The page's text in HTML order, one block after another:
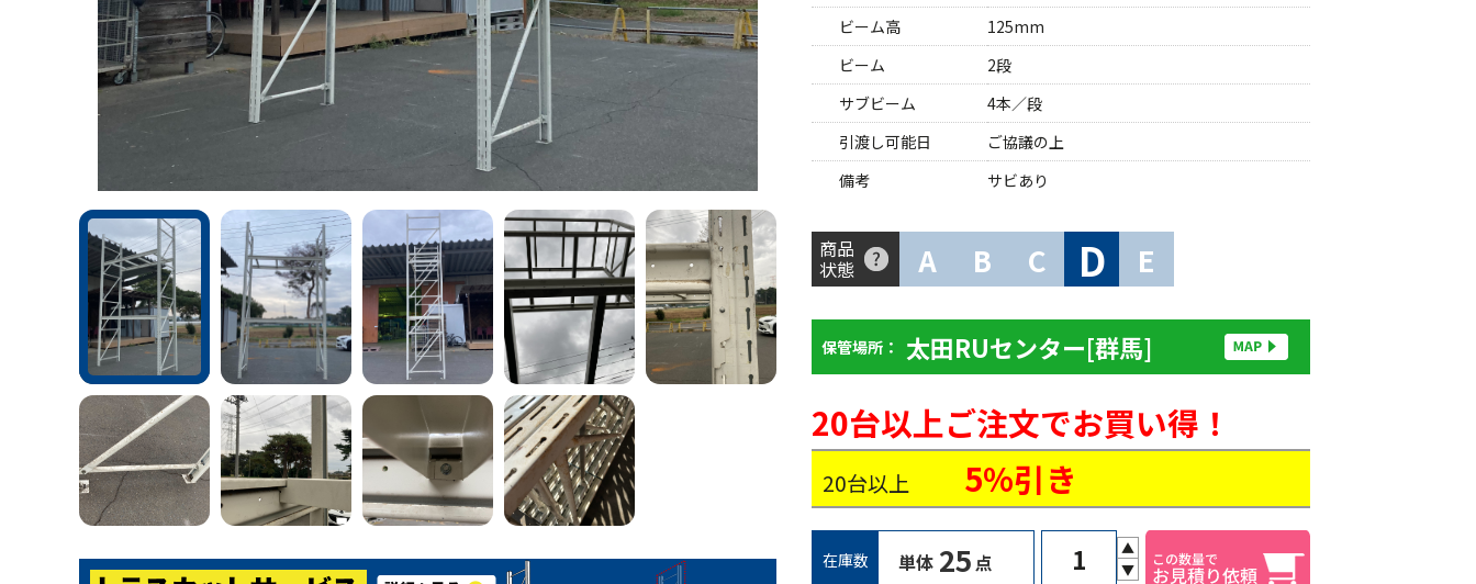
ビーム高
125mm
ビーム
2段
サブビーム
4本／段
引渡し可能日
ご協議の上
備考
サビあり
商品
状態 A B C D E
保管場所： 太田RUセンター[群馬]
20台以上ご注文でお買い得！
20台以上 5%引き
在庫数 単体 25 点
▲
▼